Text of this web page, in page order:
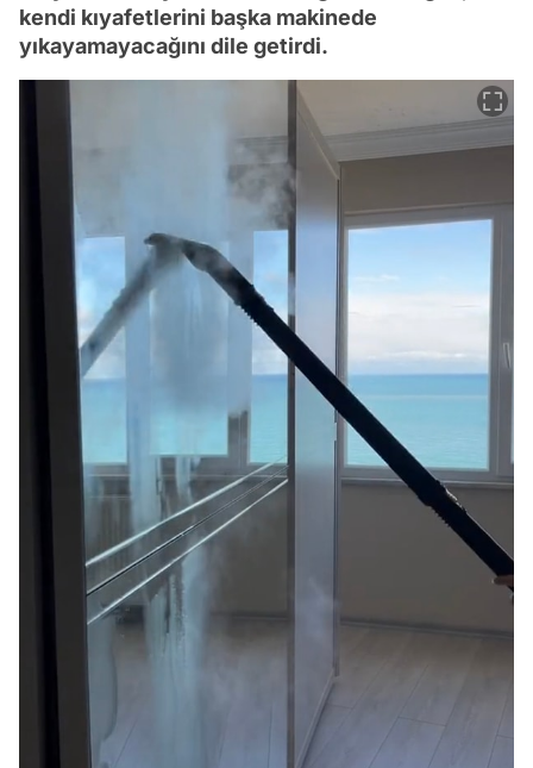
kendi kıyafetlerini başka makinede
yıkayamayacağını dile getirdi.